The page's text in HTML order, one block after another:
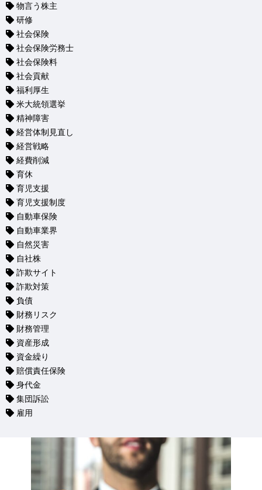
物言う株主
研修
社会保険
社会保険労務士
社会保険料
社会貢献
福利厚生
米大統領選挙
精神障害
経営体制見直し
経営戦略
経費削減
育休
育児支援
育児支援制度
自動車保険
自動車業界
自然災害
自社株
詐欺サイト
詐欺対策
負債
財務リスク
財務管理
資産形成
資金繰り
賠償責任保険
身代金
集団訴訟
雇用